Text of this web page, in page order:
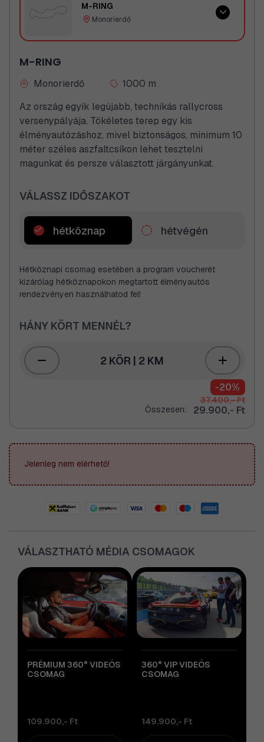
csal mosolyt arcunkra. Azt hinnénk, hogy a külcsín
oltárán feláldozták a belső teret, de amint helyet
ebben a járgányban szinte minden megtalálható,
amivel egy prémium kategóriás, szupersportautó
ellenfele a Porsche -nak saját kategóriájában.
Kilövésre felkészülni!
M-RING
Monorierdő
M-RING
Monorierdő
1000 m
Az ország egyik legújabb, technikás rallycross
versenypályája. Tökéletes terep egy kis
élményautózáshoz, mivel biztonságos, minimum 10
méter széles aszfaltcsíkon lehet tesztelni
magunkat és persze választott járgányunkat.
VÁLASSZ IDŐSZAKOT
hétköznap hétvégén
Hétköznapi csomag esetében a program voucherét
kizárólag hétköznapokon megtartott élményautós
rendezvényen használhatod fel!
HÁNY KÖRT MENNÉL?
2 KÖR | 2 KM
Összesen:
-20%
37.400,- Ft
29.900,- Ft
Jelenleg nem elérhető!
VÁLASZTHATÓ MÉDIA CSOMAGOK
PRÉMIUM 360° VIDEÓS
CSOMAG
109.900,- Ft
360° VIP VIDEÓS
CSOMAG
149.900,- Ft